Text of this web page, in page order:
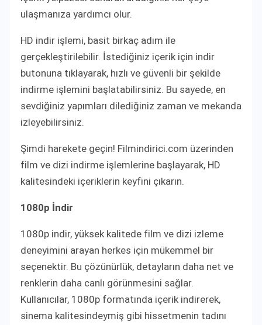
ulaşmanıza yardımcı olur.
HD indir işlemi, basit birkaç adım ile
gerçekleştirilebilir. İstediğiniz içerik için indir
butonuna tıklayarak, hızlı ve güvenli bir şekilde
indirme işlemini başlatabilirsiniz. Bu sayede, en
sevdiğiniz yapımları dilediğiniz zaman ve mekanda
izleyebilirsiniz.
Şimdi harekete geçin! Filmindirici.com üzerinden
film ve dizi indirme işlemlerine başlayarak, HD
kalitesindeki içeriklerin keyfini çıkarın.
1080p İndir
1080p indir, yüksek kalitede film ve dizi izleme
deneyimini arayan herkes için mükemmel bir
seçenektir. Bu çözünürlük, detayların daha net ve
renklerin daha canlı görünmesini sağlar.
Kullanıcılar, 1080p formatında içerik indirerek,
sinema kalitesindeymiş gibi hissetmenin tadını